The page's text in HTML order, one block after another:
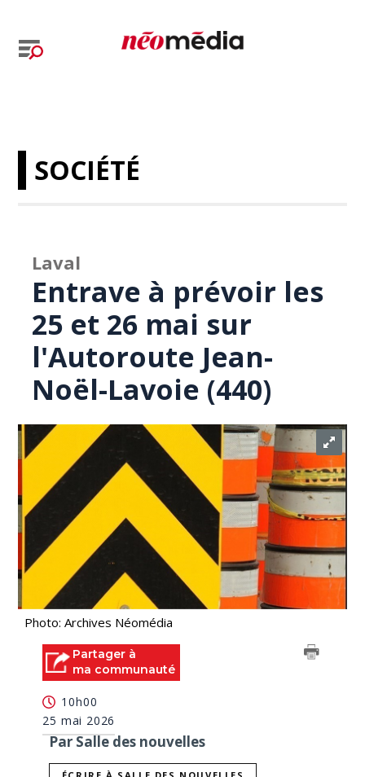
SOCIÉTÉ
Laval
Entrave à prévoir les
25 et 26 mai sur
l'Autoroute Jean-
Noël-Lavoie (440)
Photo: Archives Néomédia
Partager à
ma communauté
10h00
25 mai 2026
Par Salle des nouvelles